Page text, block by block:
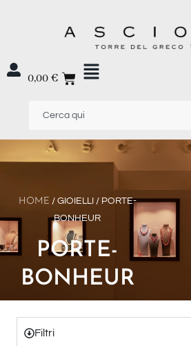
0,00€
HOME / GIOIELLI / PORTE-
BONHEUR
PORTE-
BONHEUR
Filtri